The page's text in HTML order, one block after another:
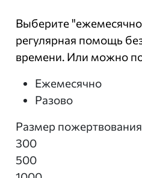
Выберите
регулярная помощь
времени. Или можно
Ежемесячно
Разово
Размер
300
500